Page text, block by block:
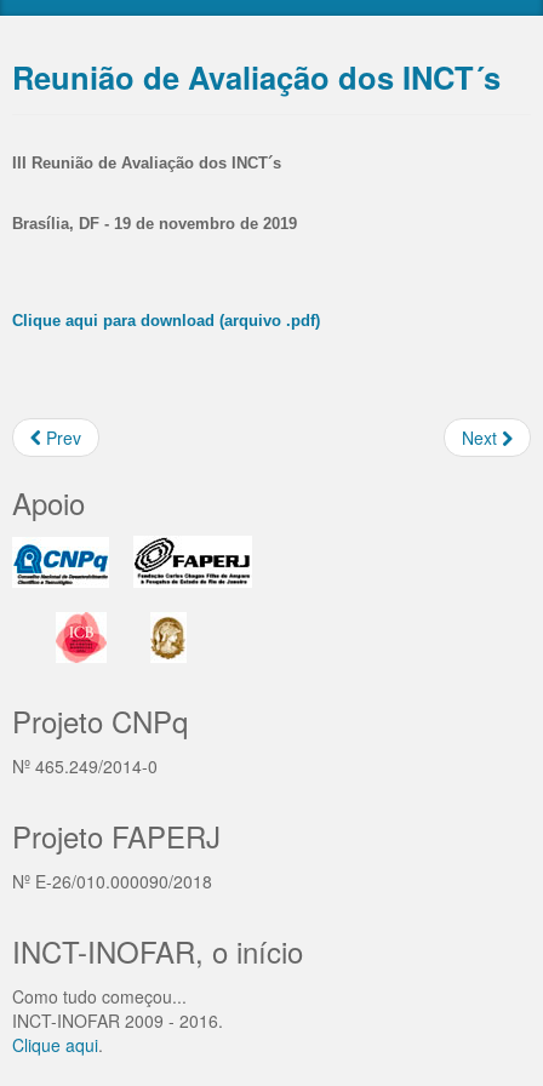
Reunião de Avaliação dos INCT´s
III Reunião de Avaliação dos INCT´s
Brasília, DF - 19 de novembro de 2019
Clique aqui para download (arquivo .pdf)
Prev Next
Apoio
Projeto CNPq
Nº 465.249/2014-0
Projeto FAPERJ
Nº E-26/010.000090/2018
INCT-INOFAR, o início
Como tudo começou...
INCT-INOFAR 2009 - 2016.
Clique aqui.
Suplementação de Recursos